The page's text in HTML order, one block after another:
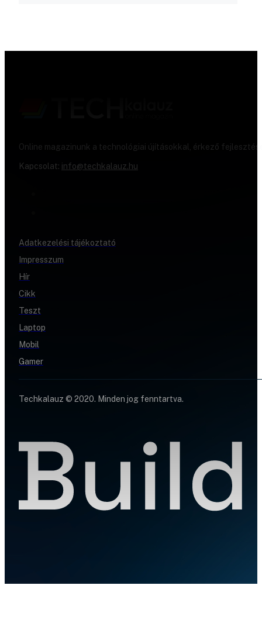
Online magazinunk a technológiai újításokkal, érkező
Kapcsolat: info@techkalauz.hu
Adatkezelési tájékoztató
Impresszum
Hír
Cikk
Teszt
Laptop
Mobil
Gamer
Techkalauz © 2020. Minden jog fenntartva.